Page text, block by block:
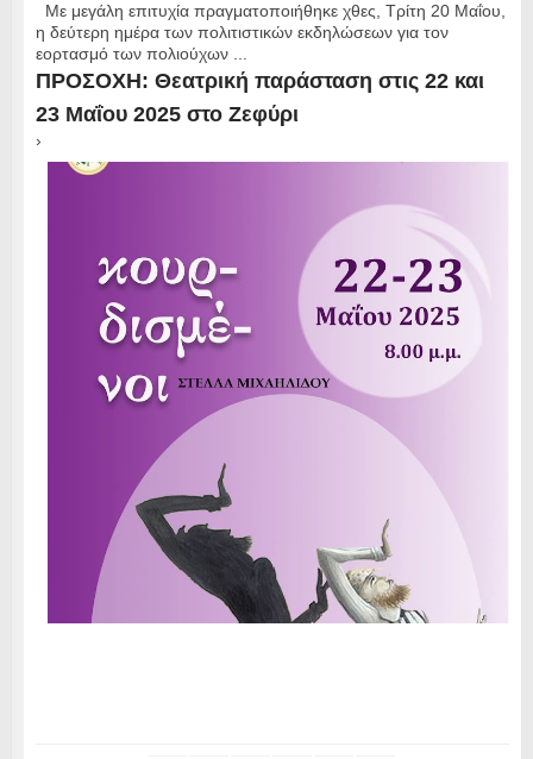
Με μεγάλη επιτυχία πραγματοποιήθηκε χθες, Τρίτη 20 Μαΐου,
η δεύτερη ημέρα των πολιτιστικών εκδηλώσεων για τον
εορτασμό των πολιούχων ...
ΠΡΟΣΟΧΗ: Θεατρική παράσταση στις 22 και
23 Μαΐου 2025 στο Ζεφύρι
›